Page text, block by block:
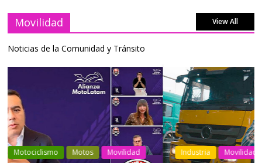
Movilidad View All
Noticias de la Comunidad y Tránsito
Industria Movilidad Transporte Varios